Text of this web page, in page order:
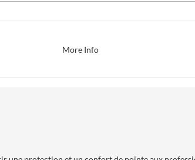
More Info